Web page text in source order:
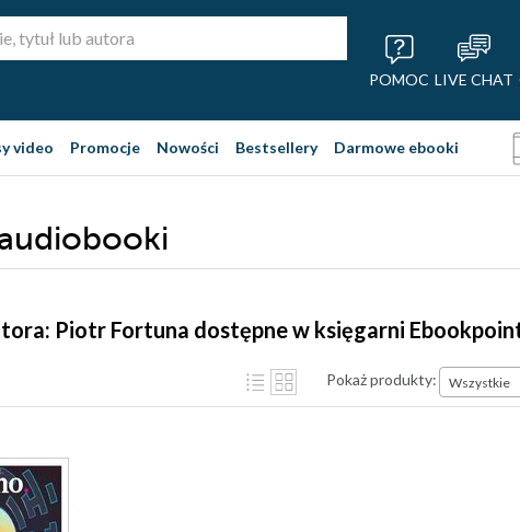
POMOC LIVE CHAT
video Promocje Nowości Bestsellery Darmowe ebooki
Piotr Fortuna dostępne w księgarni
Pokaż produkty: Wszystkie